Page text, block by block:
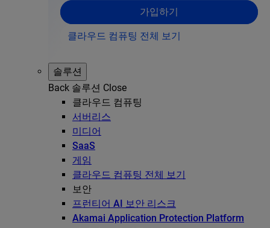
가입하기
클라우드 컴퓨팅 전체 보기
솔루션
Back 솔루션 Close
클라우드 컴퓨팅
서버리스
미디어
SaaS
게임
클라우드 컴퓨팅 전체 보기
보안
프런티어 AI 보안 리스크
Akamai Application Protection Platform